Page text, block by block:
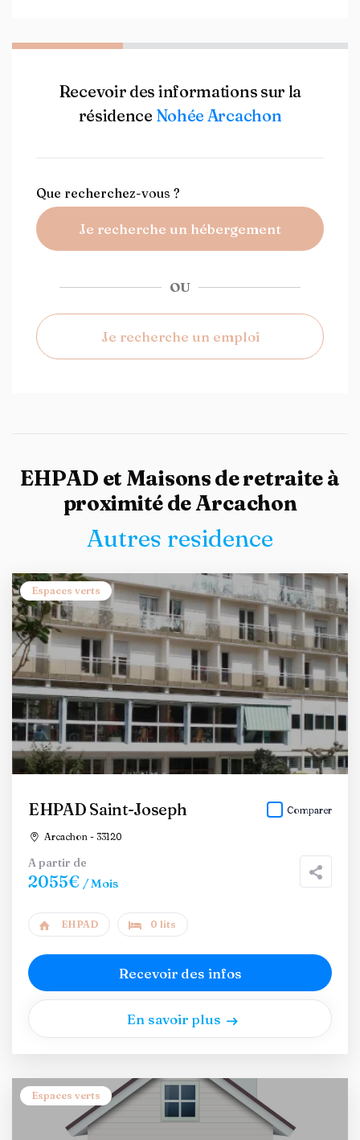
Recevoir des informations sur la
résidence Nohée Arcachon
Que recherchez-vous ?
Je recherche un hébergement
OU
Je recherche un emploi
EHPAD et Maisons de retraite à
proximité de Arcachon
Autres residence
Espaces verts
EHPAD Saint-Joseph
Arcachon - 33120
Comparer
A partir de
2055€ / Mois
EHPAD 0 lits
Recevoir des infos
En savoir plus
Espaces verts